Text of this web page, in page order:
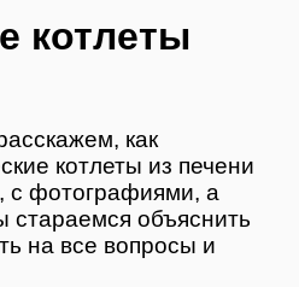
котлеты
как
котлеты из печени
с фотографиями, а
стараемся объяснить
на все вопросы и